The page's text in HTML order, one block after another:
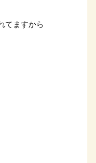
てますから